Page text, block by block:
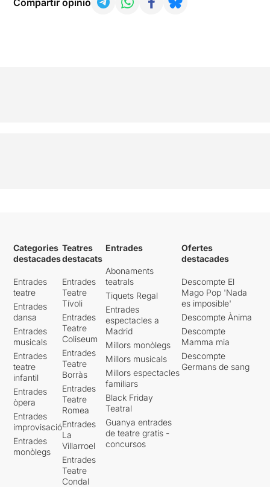
Categories
destacades
Entrades
teatre
Entrades
dansa
Entrades
musicals
Entrades
teatre
infantil
Entrades
òpera
Entrades
improvisació
Entrades
monòlegs
Teatres
destacats
Entrades
Teatre
Tívoli
Entrades
Teatre
Coliseum
Entrades
Teatre
Borràs
Entrades
Teatre
Romea
Entrades
La
Villarroel
Entrades
Teatre
Condal
Entrades
Abonaments
teatrals
Tiquets Regal
Entrades
espectacles a
Madrid
Millors monòlegs
Millors musicals
Millors espectacles
familiars
Black Friday
Teatral
Guanya entrades
de teatre gratis -
concursos
Ofertes
destacades
Descompte El
Mago Pop 'Nada
es imposible'
Descompte Ànima
Descompte
Mamma mia
Descompte
Germans de sang